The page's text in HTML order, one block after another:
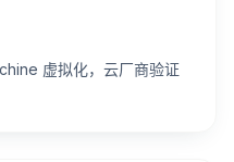
虚拟化，云厂商验证